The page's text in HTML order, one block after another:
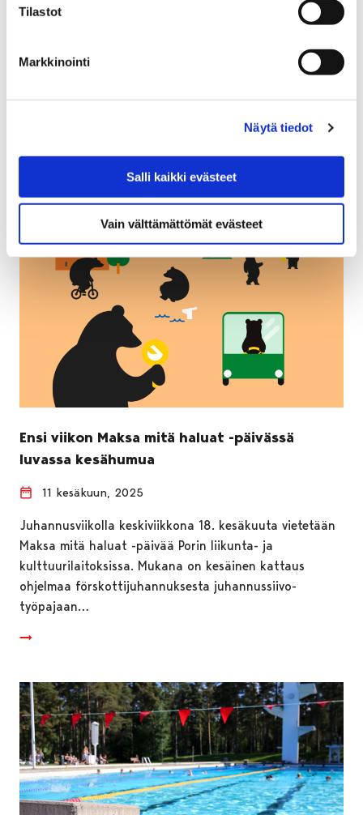
Tilastot
Markkinointi
Näytä tiedot
Salli kaikki evästeet
Vain välttämättömät evästeet
käytössä
Ruosniemen laskettelurinteen kupeessa pääsee nyt
reippailemaan Porin pisimmillä kuntoportailla. Uusien
aikaisemmin, ja viikolla 25 portaiden ympäristö…
Ensi viikon Maksa mitä haluat -päivässä
luvassa kesähumua
11 kesäkuun, 2025
Juhannusviikolla keskiviikkona 18. kesäkuuta vietetään
Maksa mitä haluat -päivää Porin liikunta- ja
kulttuurilaitoksissa. Mukana on kesäinen kattaus
ohjelmaa förskottijuhannuksesta juhannussiivo-
työpajaan…